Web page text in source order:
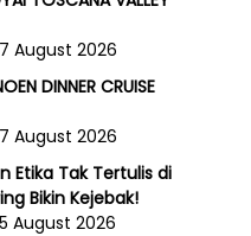
August 2026
DINNER CRUISE
August 2026
Etika Tak Tertulis di
Bikin Kejebak!
August 2026